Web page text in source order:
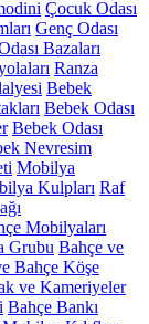
Çocuk Odası
Genç Odası
Bazaları
Ranza
Bebek
Bebek Odası
Bebek Odası
Nevresim
Mobilya
Kulpları Raf
Mobilyaları
Grubu Bahçe ve
Bahçe Köşe
ve Kameriyeler
Bahçe Bankı